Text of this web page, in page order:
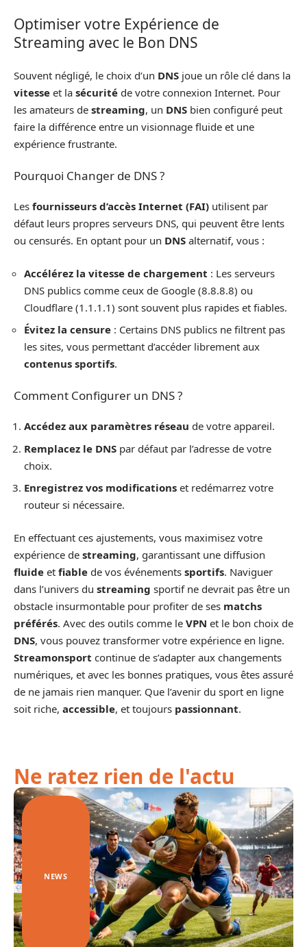
Optimiser votre Expérience de
Streaming avec le Bon DNS
Souvent négligé, le choix d’un DNS joue un rôle clé dans la
vitesse et la sécurité de votre connexion Internet. Pour
les amateurs de streaming, un DNS bien configuré peut
faire la différence entre un visionnage fluide et une
expérience frustrante.
Pourquoi Changer de DNS ?
Les fournisseurs d’accès Internet (FAI) utilisent par
défaut leurs propres serveurs DNS, qui peuvent être lents
ou censurés. En optant pour un DNS alternatif, vous :
Accélérez la vitesse de chargement : Les serveurs
DNS publics comme ceux de Google (8.8.8.8) ou
Cloudflare (1.1.1.1) sont souvent plus rapides et fiables.
Évitez la censure : Certains DNS publics ne filtrent pas
les sites, vous permettant d’accéder librement aux
contenus sportifs.
Comment Configurer un DNS ?
Accédez aux paramètres réseau de votre appareil.
Remplacez le DNS par défaut par l’adresse de votre
choix.
Enregistrez vos modifications et redémarrez votre
routeur si nécessaire.
En effectuant ces ajustements, vous maximisez votre
expérience de streaming, garantissant une diffusion
fluide et fiable de vos événements sportifs. Naviguer
dans l’univers du streaming sportif ne devrait pas être un
obstacle insurmontable pour profiter de ses matchs
préférés. Avec des outils comme le VPN et le bon choix de
DNS, vous pouvez transformer votre expérience en ligne.
Streamonsport continue de s’adapter aux changements
numériques, et avec les bonnes pratiques, vous êtes assuré
de ne jamais rien manquer. Que l’avenir du sport en ligne
soit riche, accessible, et toujours passionnant.
Ne ratez rien de l'actu
NEWS